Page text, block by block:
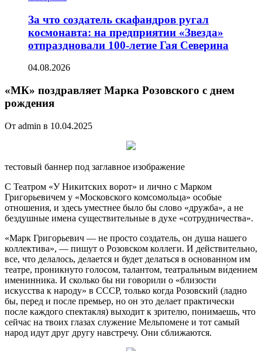
За что создатель скафандров ругал
космонавта: на предприятии «Звезда»
отпраздновали 100-летие Гая Северина
04.08.2026
«МК» поздравляет Марка Розовского с днем
рождения
От admin в 10.04.2025
тестовый баннер под заглавное изображение
С Театром «У Никитских ворот» и лично с Марком
Григорьевичем у «Московского комсомольца» особые
отношения, и здесь уместнее было бы слово «дружба», а не
бездушные имена существительные в духе «сотрудничества».
«Марк Григорьевич — не просто создатель, он душа нашего
коллектива», — пишут о Розовском коллеги. И действительно,
все, что делалось, делается и будет делаться в основанном им
театре, проникнуто голосом, талантом, театральным ви́дением
именинника. И сколько бы ни говорили о «близости
искусства к народу» в СССР, только когда Розовский (ладно
бы, перед и после премьер, но он это делает практически
после каждого спектакля) выходит к зрителю, понимаешь, что
сейчас на твоих глазах служение Мельпомене и тот самый
народ идут друг другу навстречу. Они сближаются.